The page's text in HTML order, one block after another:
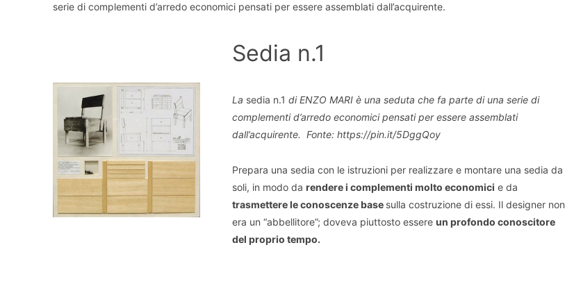
serie di complementi d’arredo economici pensati per essere assemblati dall’acquirente.
Sedia n.1
La sedia n.1 di ENZO MARI è una seduta che fa parte di una serie di
complementi d’arredo economici pensati per essere assemblati
dall’acquirente. Fonte: https://pin.it/5DggQoy
Prepara una sedia con le istruzioni per realizzare e montare una sedia da
soli, in modo darendere i complementi molto economici e da
trasmettere le conoscenze base sulla costruzione di essi. Il designer non
era un “abbellitore”; doveva piuttosto essereun profondo conoscitore
del proprio tempo.